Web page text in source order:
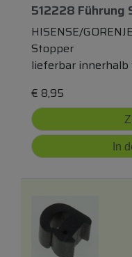
512228 Führung
HISENSE/GORENJE
Stopper
lieferbar innerhalb
€ 8,95
In